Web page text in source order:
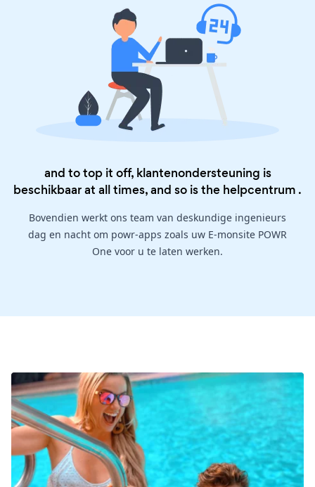
and to top it off, klantenondersteuning is
beschikbaar at all times, and so is the helpcentrum .
Bovendien werkt ons team van deskundige ingenieurs
dag en nacht om powr-apps zoals uw E-monsite POWR
One voor u te laten werken.